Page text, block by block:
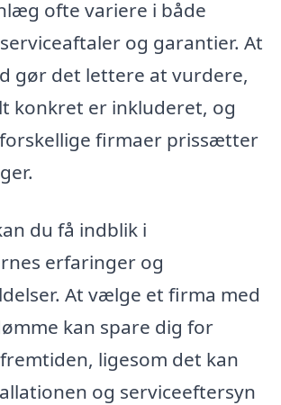
ofte variere i både
og garantier. At
gør det lettere at vurdere,
konkret er inkluderet, og
firmaer prissætter
du få indblik i
erfaringer og
At vælge et firma med
kan spare dig for
ligesom det kan
og serviceeftersyn